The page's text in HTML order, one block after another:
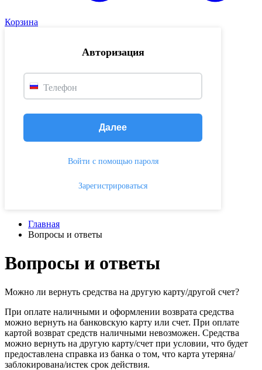
Корзина
Авторизация
Телефон
Далее
Войти с помощью пароля
Зарегистрироваться
Главная
Вопросы и ответы
Вопросы и ответы
Можно ли вернуть средства на другую карту/другой счет?
При оплате наличными и оформлении возврата средства
можно вернуть на банковскую карту или счет. При оплате
картой возврат средств наличными невозможен. Средства
можно вернуть на другую карту/счет при условии, что будет
предоставлена справка из банка о том, что карта утеряна/
заблокирована/истек срок действия.